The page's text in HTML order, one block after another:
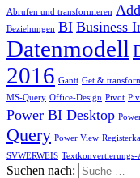
Abrufen und transformieren
Beziehungen BI Business
Datenmodell
2016 Gantt Get &
MS-Query Office-Design Pivot
Power BI Desktop
Query Power View
SVWERWEIS Textkonvertierungs-
Suchen nach: